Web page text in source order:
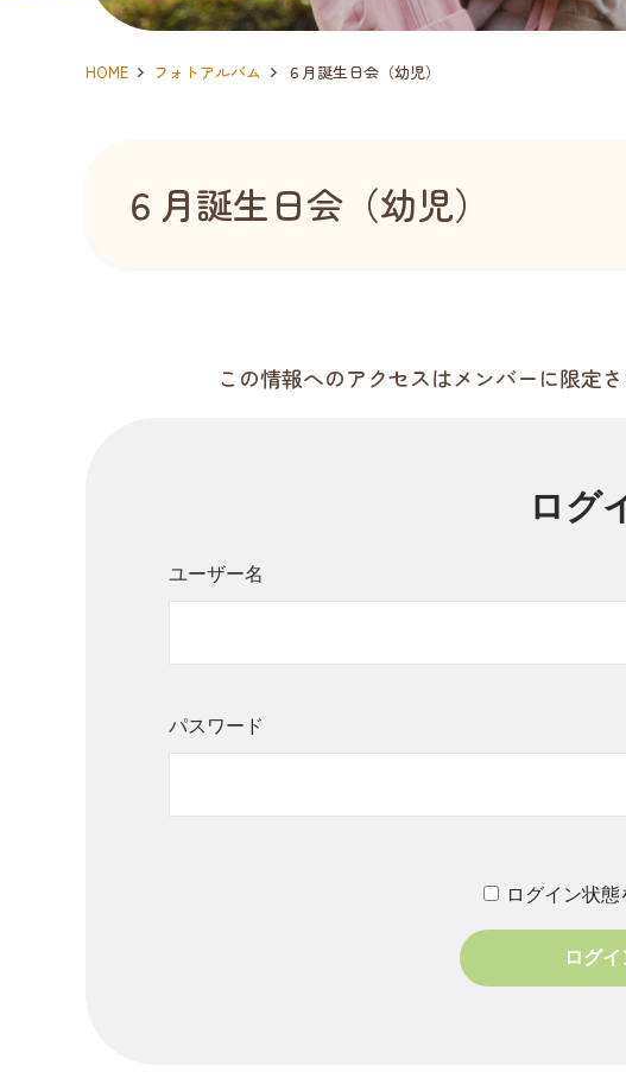
HOME フォトアルバム ６月誕生日会（幼児）
６月誕生日会（幼児）
この情報へのアクセスはメンバーに限定
ログ
ユーザー名
パスワード
ログイン状態